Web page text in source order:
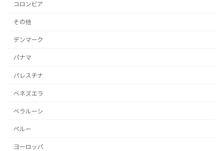
コロンビア
その他
デンマーク
パナマ
パレスチナ
ベネズエラ
ベラルーシ
ペルー
ヨーロッパ